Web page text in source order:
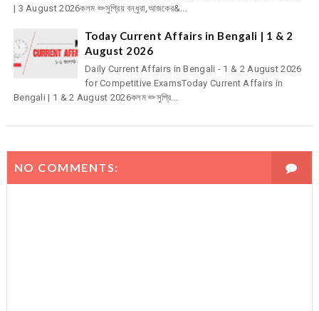
| 3 August 2026কলম ✏সুপ্রিয় বন্ধুরা,আজকের&...
Today Current Affairs in Bengali | 1 & 2
August 2026
Daily Current Affairs in Bengali - 1 & 2 August 2026
for Competitive ExamsToday Current Affairs in
Bengali | 1 & 2 August 2026কলম ✏সুপ্রি...
NO COMMENTS: